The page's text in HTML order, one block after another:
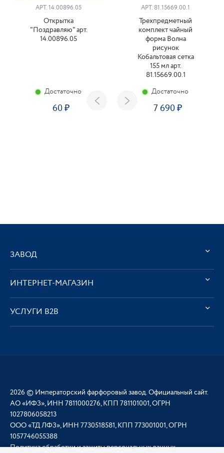
АРТ. 14.00896.05
Открытка
"Поздравляю" арт.
14.00896.05
Достаточно
60
АРТ. 81.15669.00.1
Трехпредметный
комплект чайный
форма Волна
рисунок
Кобальтовая сетка
155 мл арт.
81.15669.00.1
Достаточно
7 690
ЗАВОД
ИНТЕРНЕТ-МАГАЗИН
УСЛУГИ В2В
2026 © Императорский фарфоровый завод. Официальный сайт.
АО «ИФЗ», ИНН 7811000276, КПП 781101001, ОГРН
1027806058213
ООО «ТД ЛФЗ», ИНН 7730518581, КПП 773001001, ОГРН
1057746055388
Политика обработки и защиты персональных данных